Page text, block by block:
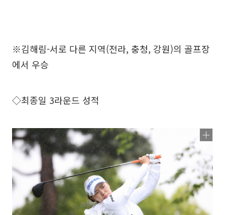
※김해림-서로 다른 지역(전라, 충청, 강원)의 골프장
에서 우승
◇최종일 3라운드 성적